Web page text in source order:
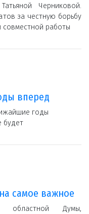
Черниковой.
за честную борьбу
работы
вперед
годы
будет
самое важное
областной Думы,